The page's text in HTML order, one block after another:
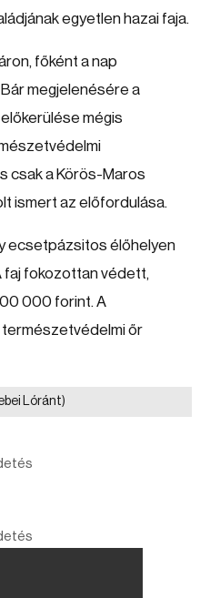
egyetlen hazai faja.
főként a nap
megjelenésére a
mégis
csak a Körös-Maros
ismert az előfordulása.
ecsetpázsitos élőhelyen
faj fokozottan védett,
000 forint. A
őr
Lóránt)